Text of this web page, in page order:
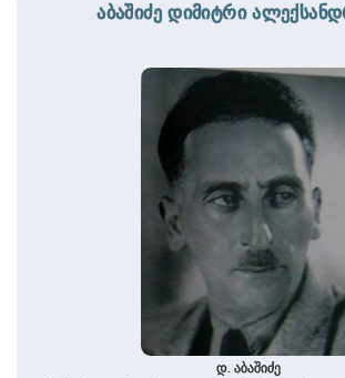
აბაშიძე დიმიტრი
დ. აბაშიძე